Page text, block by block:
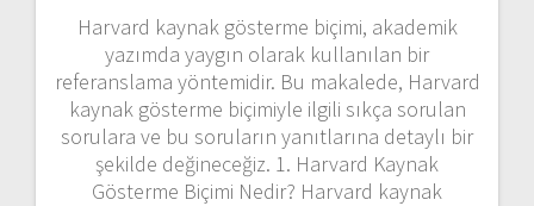
Harvard kaynak gösterme biçimi, akademik
yazımda yaygın olarak kullanılan bir
referanslama yöntemidir. Bu makalede, Harvard
kaynak gösterme biçimiyle ilgili sıkça sorulan
sorulara ve bu soruların yanıtlarına detaylı bir
şekilde değineceğiz. 1. Harvard Kaynak
Gösterme Biçimi Nedir? Harvard kaynak